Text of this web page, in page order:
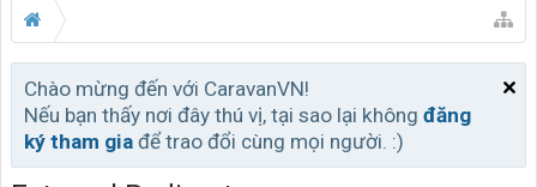
Chào mừng đến với CaravanVN!
Nếu bạn thấy nơi đây thú vị, tại sao lại không đăng
ký tham gia để trao đổi cùng mọi người. :)